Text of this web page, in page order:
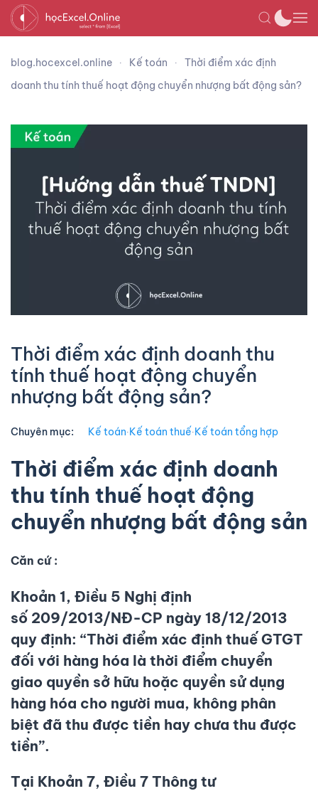
blog.hocexcel.online Kế toán
Thời điểm xác định
doanh thu tính thuế hoạt động chuyển nhượng bất động sản?
Thời điểm xác định doanh thu
tính thuế hoạt động chuyển
nhượng bất động sản?
Chuyên mục: Kế toán∙Kế toán thuế∙Kế toán tổng hợp
Thời điểm xác định doanh
thu tính thuế hoạt động
chuyển nhượng bất động sản
Căn cứ :
Khoản 1, Điều 5 Nghị định
số 209/2013/NĐ-CP ngày 18/12/2013
quy định: “Thời điểm xác định thuế GTGT
đối với hàng hóa là thời điểm chuyển
giao quyền sở hữu hoặc quyền sử dụng
hàng hóa cho người mua, không phân
biệt đã thu được tiền hay chưa thu được
tiền”.
Tại Khoản 7, Điều 7 Thông tư